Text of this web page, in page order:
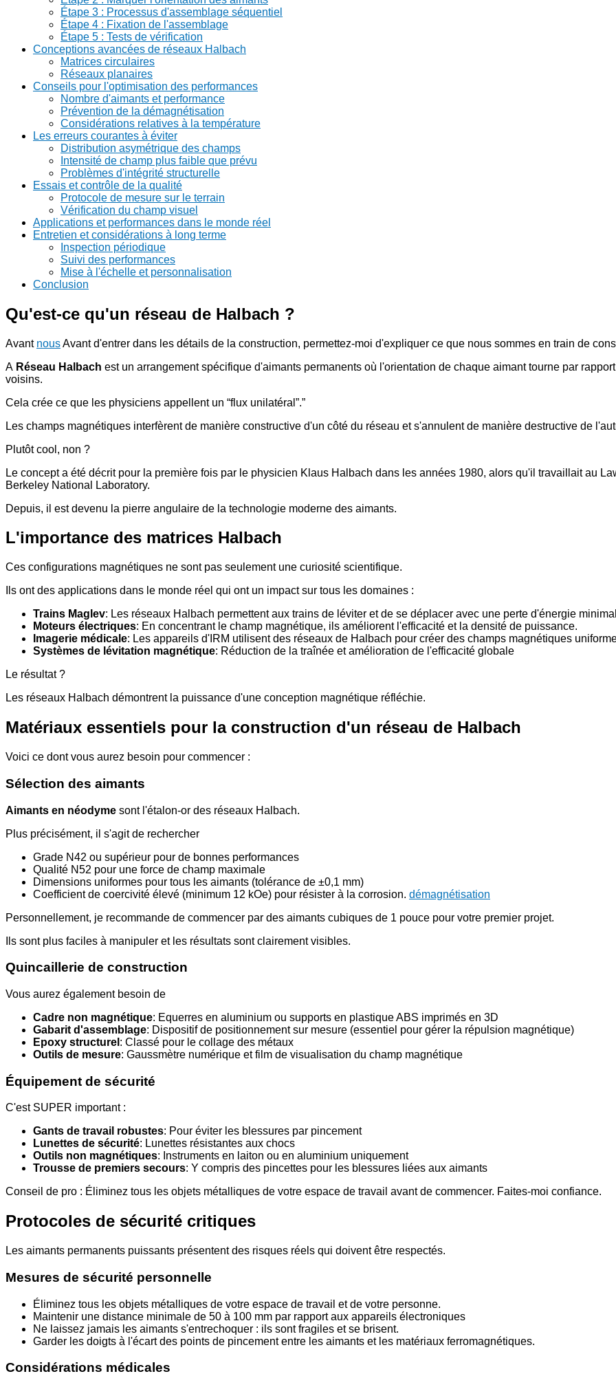
Étape 3 : Processus d'assemblage séquentiel
Étape 4 : Fixation de l'assemblage
Étape 5 : Tests de vérification
Conceptions avancées de réseaux Halbach
Matrices circulaires
Réseaux planaires
Conseils pour l'optimisation des performances
Nombre d'aimants et performance
Prévention de la démagnétisation
Considérations relatives à la température
Les erreurs courantes à éviter
Distribution asymétrique des champs
Intensité de champ plus faible que prévu
Problèmes d'intégrité structurelle
Essais et contrôle de la qualité
Protocole de mesure sur le terrain
Vérification du champ visuel
Applications et performances dans le monde réel
Entretien et considérations à long terme
Inspection périodique
Suivi des performances
Mise à l'échelle et personnalisation
Conclusion
Qu'est-ce qu'un réseau de Halbach ?
Avant nousAvant d'entrer dans les détails de la construction, permettez-moi d'expliquer ce que nous sommes en train de
A Réseau Halbach est un arrangement spécifique d'aimants permanents où l'orientation de chaque aimant tourne par
voisins.
Cela crée ce que les physiciens appellent un “flux unilatéral”.”
Les champs magnétiques interfèrent de manière constructive d'un côté du réseau et s'annulent de manière destructive de
Plutôt cool, non ?
Le concept a été décrit pour la première fois par le physicien Klaus Halbach dans les années 1980, alors qu'il travaillait au
Berkeley National Laboratory.
Depuis, il est devenu la pierre angulaire de la technologie moderne des aimants.
L'importance des matrices Halbach
Ces configurations magnétiques ne sont pas seulement une curiosité scientifique.
Ils ont des applications dans le monde réel qui ont un impact sur tous les domaines :
Trains Maglev: Les réseaux Halbach permettent aux trains de léviter et de se déplacer avec une perte d'énergie
Moteurs électriques: En concentrant le champ magnétique, ils améliorent l'efficacité et la densité de puissance.
Imagerie médicale: Les appareils d'IRM utilisent des réseaux de Halbach pour créer des champs magnétiques
Systèmes de lévitation magnétique: Réduction de la traînée et amélioration de l'efficacité globale
Le résultat ?
Les réseaux Halbach démontrent la puissance d'une conception magnétique réfléchie.
Matériaux essentiels pour la construction d'un réseau de Halbach
Voici ce dont vous aurez besoin pour commencer :
Sélection des aimants
Aimants en néodyme sont l'étalon-or des réseaux Halbach.
Plus précisément, il s'agit de rechercher
Grade N42 ou supérieur pour de bonnes performances
Qualité N52 pour une force de champ maximale
Dimensions uniformes pour tous les aimants (tolérance de ±0,1 mm)
Coefficient de coercivité élevé (minimum 12 kOe) pour résister à la corrosion. démagnétisation
Personnellement, je recommande de commencer par des aimants cubiques de 1 pouce pour votre premier projet.
Ils sont plus faciles à manipuler et les résultats sont clairement visibles.
Quincaillerie de construction
Vous aurez également besoin de
Cadre non magnétique: Equerres en aluminium ou supports en plastique ABS imprimés en 3D
Gabarit d'assemblage: Dispositif de positionnement sur mesure (essentiel pour gérer la répulsion magnétique)
Epoxy structurel : Classé pour le collage des métaux
Outils de mesure: Gaussmètre numérique et film de visualisation du champ magnétique
Équipement de sécurité
C'est SUPER important :
Gants de travail robustes: Pour éviter les blessures par pincement
Lunettes de sécurité: Lunettes résistantes aux chocs
Outils non magnétiques: Instruments en laiton ou en aluminium uniquement
Trousse de premiers secours: Y compris des pincettes pour les blessures liées aux aimants
Conseil de pro : Éliminez tous les objets métalliques de votre espace de travail avant de commencer. Faites-moi confiance.
Protocoles de sécurité critiques
Les aimants permanents puissants présentent des risques réels qui doivent être respectés.
Mesures de sécurité personnelle
Éliminez tous les objets métalliques de votre espace de travail et de votre personne.
Maintenir une distance minimale de 50 à 100 mm par rapport aux appareils électroniques
Ne laissez jamais les aimants s'entrechoquer : ils sont fragiles et se brisent.
Garder les doigts à l'écart des points de pincement entre les aimants et les matériaux ferromagnétiques.
Considérations médicales